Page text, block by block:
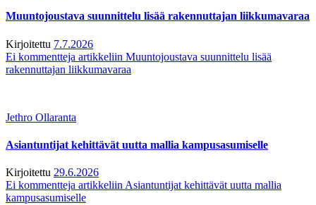
Muuntojoustava suunnittelu lisää rakennuttajan liikkumavaraa
Kirjoitettu 7.7.2026
Ei kommentteja artikkeliin Muuntojoustava suunnittelu lisää
rakennuttajan liikkumavaraa
Jethro Ollaranta
Asiantuntijat kehittävät uutta mallia kampusasumiselle
Kirjoitettu 29.6.2026
Ei kommentteja artikkeliin Asiantuntijat kehittävät uutta mallia
kampusasumiselle